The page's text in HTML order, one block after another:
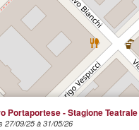
Portaportese - Stagione
27/09/25 à 31/05/26